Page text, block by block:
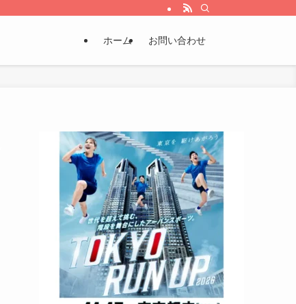
ホーム お問い合わせ